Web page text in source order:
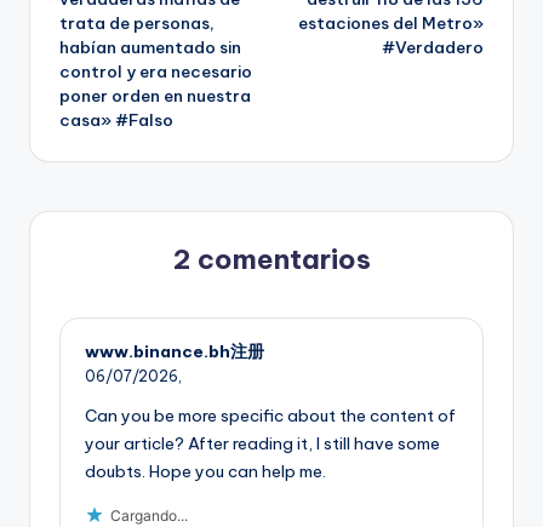
trata de personas,
habían aumentado sin
control y era necesario
poner orden en nuestra
casa» #Falso
estaciones del Metro»
#Verdadero
2 comentarios
www.binance.bh注册
06/07/2026,
Can you be more specific about the content of
your article? After reading it, I still have some
doubts. Hope you can help me.
Cargando...